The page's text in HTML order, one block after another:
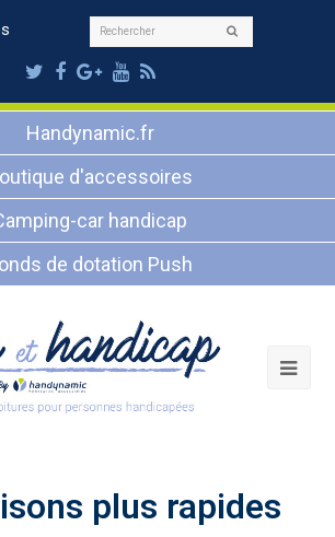
Rechercher
Twitter
Facebook
Google
Plus
Youtube
RSS
Handynamic.fr
d'accessoires
car handicap
de dotation Push
plus rapides